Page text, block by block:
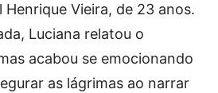
Vieira, de 23 anos.
Luciana relatou o
acabou se emocionando
as lágrimas ao narrar